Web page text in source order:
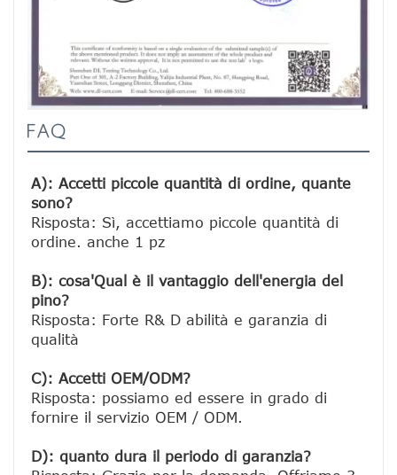
FAQ
A): Accetti piccole quantità di ordine, quante
sono?
Risposta: Sì, accettiamo piccole quantità di
ordine. anche 1 pz
B): cosa'Qual è il vantaggio dell'energia del
pino?
Risposta: Forte R& D abilità e garanzia di
qualità
C): Accetti OEM/ODM?
Risposta: possiamo ed essere in grado di
fornire il servizio OEM / ODM.
D): quanto dura il periodo di garanzia?